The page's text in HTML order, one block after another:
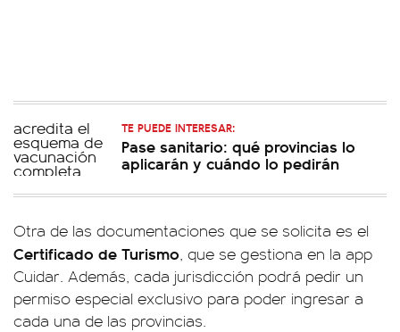
TE PUEDE INTERESAR:
Pase sanitario: qué provincias lo
aplicarán y cuándo lo pedirán
Otra de las documentaciones que se solicita es el
Certificado de Turismo, que se gestiona en la app
Cuidar. Además, cada jurisdicción podrá pedir un
permiso especial exclusivo para poder ingresar a
cada una de las provincias.